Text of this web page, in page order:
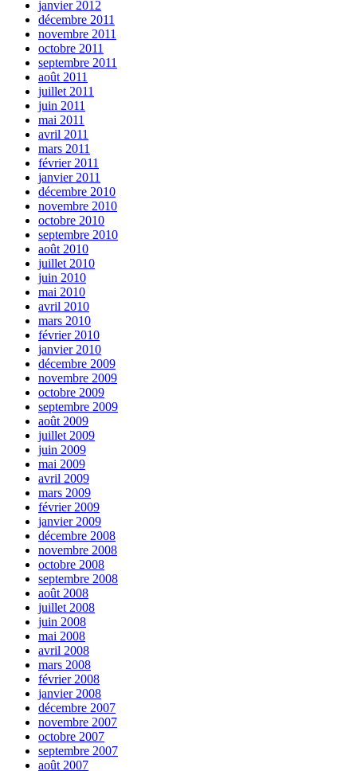
janvier 2012
décembre 2011
novembre 2011
octobre 2011
septembre 2011
août 2011
juillet 2011
juin 2011
mai 2011
avril 2011
mars 2011
février 2011
janvier 2011
décembre 2010
novembre 2010
octobre 2010
septembre 2010
août 2010
juillet 2010
juin 2010
mai 2010
avril 2010
mars 2010
février 2010
janvier 2010
décembre 2009
novembre 2009
octobre 2009
septembre 2009
août 2009
juillet 2009
juin 2009
mai 2009
avril 2009
mars 2009
février 2009
janvier 2009
décembre 2008
novembre 2008
octobre 2008
septembre 2008
août 2008
juillet 2008
juin 2008
mai 2008
avril 2008
mars 2008
février 2008
janvier 2008
décembre 2007
novembre 2007
octobre 2007
septembre 2007
août 2007